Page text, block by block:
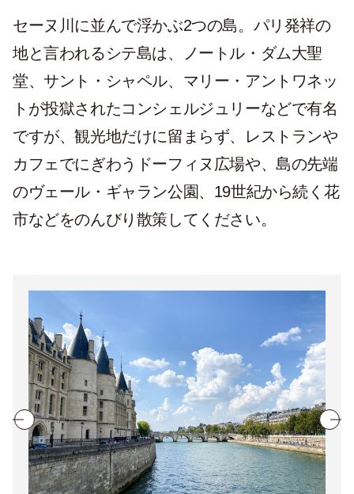
セーヌ川に並んで浮かぶ2つの島。パリ発祥の
地と言われるシテ島は、ノートル・ダム大聖
堂、サント・シャペル、マリー・アントワネッ
トが投獄されたコンシェルジュリーなどで有名
ですが、観光地だけに留まらず、レストランや
カフェでにぎわうドーフィヌ広場や、島の先端
のヴェール・ギャラン公園、19世紀から続く花
市などをのんびり散策してください。